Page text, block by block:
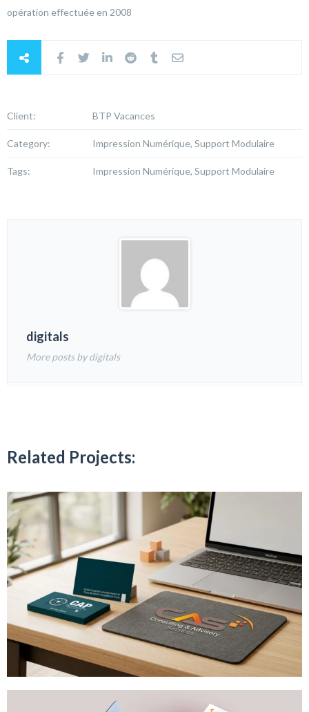
opération effectuée en 2008
Client: BTP Vacances
Category: Impression Numérique, Support Modulaire
Tags: Impression Numérique, Support Modulaire
digitals
More posts by digitals
Related Projects: